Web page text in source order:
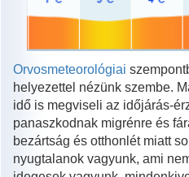
Orvosmeteorológiai
helyezettel nézünk szembe.
idő is megviseli az időjárás-
panaszkodnak migrénre és
bezártság és otthonlét miatt
nyugtalanok vagyunk, ami